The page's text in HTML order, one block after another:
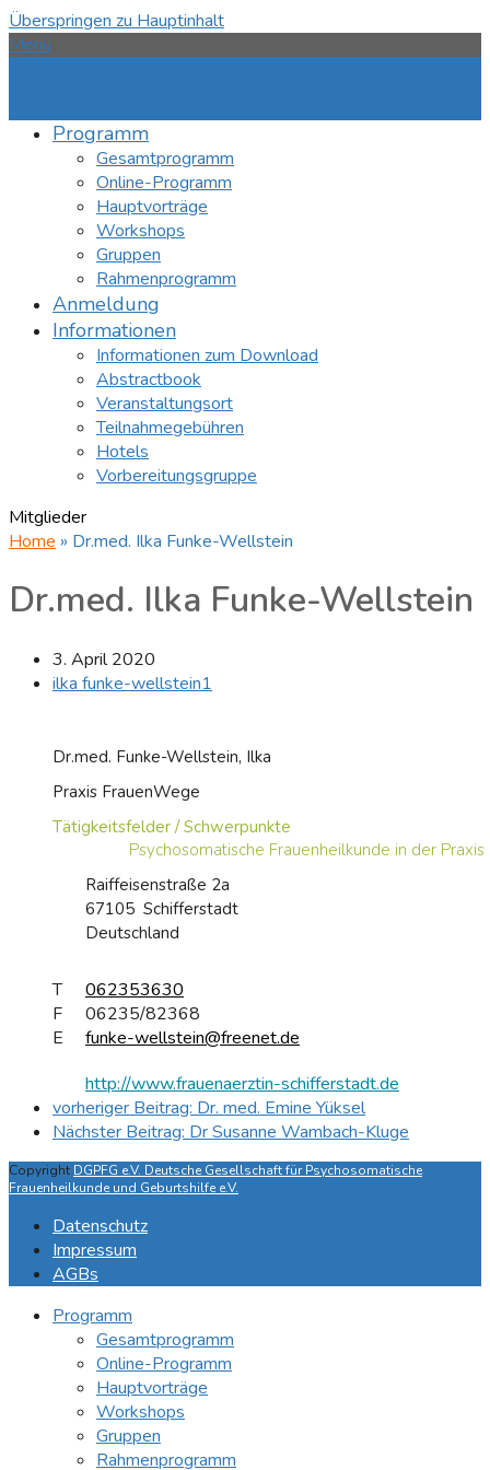
Überspringen zu Hauptinhalt
Menü
Programm
Gesamtprogramm
Online-Programm
Hauptvorträge
Workshops
Gruppen
Rahmenprogramm
Anmeldung
Informationen
Informationen zum Download
Abstractbook
Veranstaltungsort
Teilnahmegebühren
Hotels
Vorbereitungsgruppe
Mitglieder
Home » Dr.med. Ilka Funke-Wellstein
Dr.med. Ilka Funke-Wellstein
3. April 2020
ilka funke-wellstein1
Dr.med. Funke-Wellstein, Ilka
Praxis FrauenWege
Tätigkeitsfelder / Schwerpunkte
Psychosomatische Frauenheilkunde in der Praxis
Raiffeisenstraße 2a
67105 Schifferstadt
Deutschland
T
062353630
F
06235/82368
E
funke-wellstein@freenet.de
http://www.frauenaerztin-schifferstadt.de
vorheriger Beitrag: Dr. med. Emine Yüksel
Nächster Beitrag: Dr Susanne Wambach-Kluge
Copyright DGPFG e.V. Deutsche Gesellschaft für Psychosomatische
Frauenheilkunde und Geburtshilfe e.V.
Datenschutz
Impressum
AGBs
Programm
Gesamtprogramm
Online-Programm
Hauptvorträge
Workshops
Gruppen
Rahmenprogramm